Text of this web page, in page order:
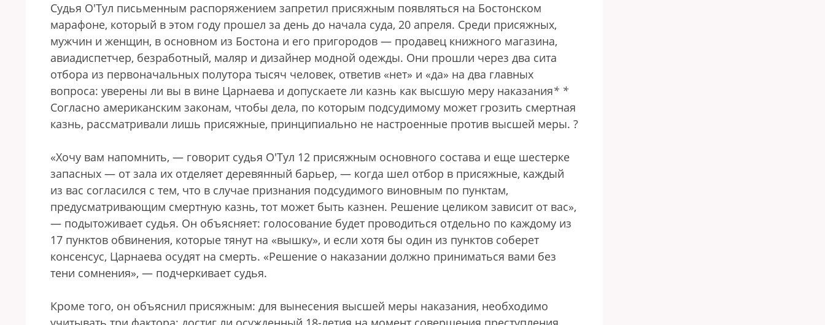
Судья О'Тул письменным распоряжением запретил присяжным появляться на Бостонском
марафоне, который в этом году прошел за день до начала суда, 20 апреля. Cреди присяжных,
мужчин и женщин, в основном из Бостона и его пригородов — продавец книжного магазина,
авиадиспетчер, безработный, маляр и дизайнер модной одежды. Они прошли через два сита
отбора из первоначальных полутора тысяч человек, ответив «нет» и «да» на два главных
вопроса: уверены ли вы в вине Царнаева и допускаете ли казнь как высшую меру наказания* *
Согласно американским законам, чтобы дела, по которым подсудимому может грозить смертная
казнь, рассматривали лишь присяжные, принципиально не настроенные против высшей меры. ?
«Хочу вам напомнить, — говорит судья О'Тул 12 присяжным основного состава и еще шестерке
запасных — от зала их отделяет деревянный барьер, — когда шел отбор в присяжные, каждый
из вас согласился с тем, что в случае признания подсудимого виновным по пунктам,
предусматривающим смертную казнь, тот может быть казнен. Решение целиком зависит от вас»,
— подытоживает судья. Он объясняет: голосование будет проводиться отдельно по каждому из
17 пунктов обвинения, которые тянут на «вышку», и если хотя бы один из пунктов соберет
консенсус, Царнаева осудят на смерть. «Решение о наказании должно приниматься вами без
тени сомнения», — подчеркивает судья.
Кроме того, он объяснил присяжным: для вынесения высшей меры наказания, необходимо